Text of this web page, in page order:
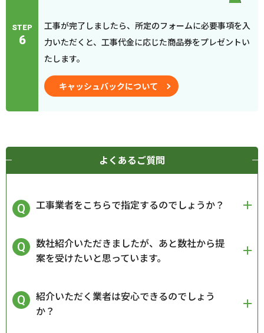
STEP
6
工事が完了しましたら、所定のフォームに必要事項を入
力いただくと、工事代金に応じた商品券をプレゼントい
たします。
キャッシュバックについて
よくあるご質問
工事業者をこちらで指定するのでしょうか？
数社紹介いただきましたが、あと数社から提
案を受けたいと思っています。
紹介いただく業者は安心できるのでしょう
か？